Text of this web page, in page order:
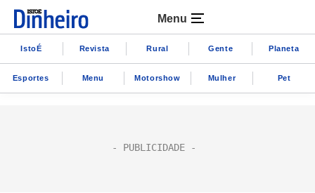
Menu
IstoÉ Revista Rural Gente Planeta
Esportes Menu Motorshow Mulher Pet